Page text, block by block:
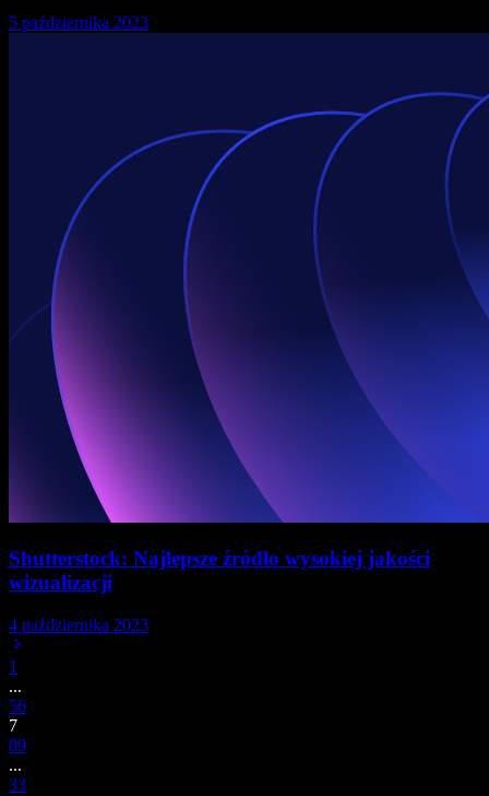
5 października 2023
Shutterstock: Najlepsze źródło wysokiej jakości
wizualizacji
4 października 2023
1
...
56
7
89
...
33